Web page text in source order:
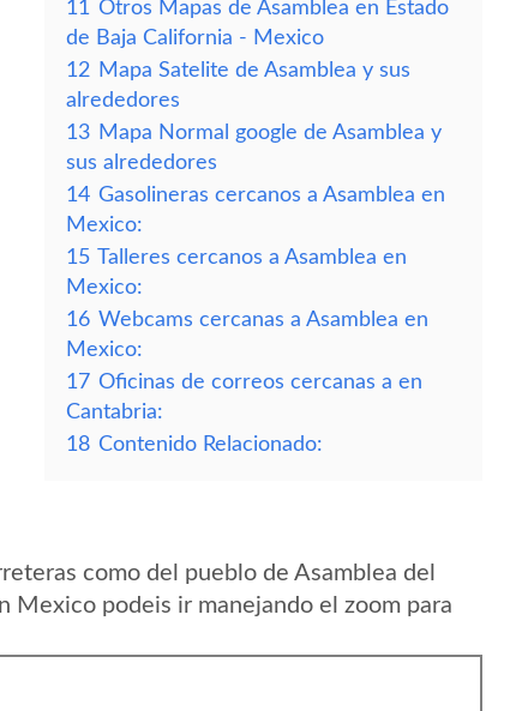
11 Otros Mapas de Asamblea en Estado
de Baja California - Mexico
12 Mapa Satelite de Asamblea y sus
alrededores
13 Mapa Normal google de Asamblea y
sus alrededores
14 Gasolineras cercanos a Asamblea en
Mexico:
15 Talleres cercanos a Asamblea en
Mexico:
16 Webcams cercanas a Asamblea en
Mexico:
17 Oficinas de correos cercanas a en
Cantabria:
18 Contenido Relacionado:
como del pueblo de Asamblea del
Mexico podeis ir manejando el zoom para